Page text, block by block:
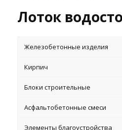
Лоток
Железобетонные изделия
Кирпич
Блоки строительные
Асфальтобетонные смеси
Элементы благоустройства